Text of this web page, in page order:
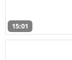
15:01